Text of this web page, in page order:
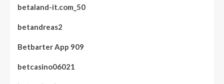
betaland-it.com_50
betandreas2
Betbarter App 909
betcasino06021